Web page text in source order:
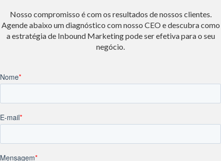
Nosso compromisso é com os resultados de nossos clientes.
Agende abaixo um diagnóstico com nosso CEO e descubra como
a estratégia de Inbound Marketing pode ser efetiva para o seu
negócio.